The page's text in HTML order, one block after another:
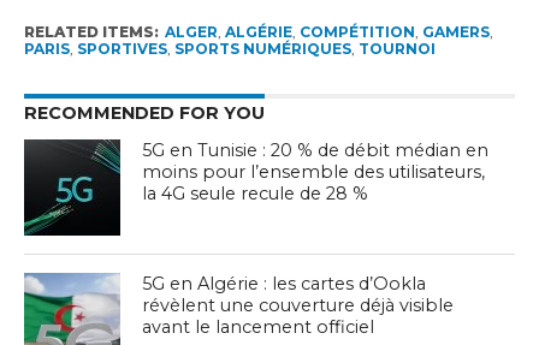
RELATED ITEMS: ALGER, ALGÉRIE, COMPÉTITION, GAMERS,
PARIS, SPORTIVES, SPORTS NUMÉRIQUES, TOURNOI
RECOMMENDED FOR YOU
5G en Tunisie : 20 % de débit médian en
moins pour l’ensemble des utilisateurs,
la 4G seule recule de 28 %
5G en Algérie : les cartes d’Ookla
révèlent une couverture déjà visible
avant le lancement officiel